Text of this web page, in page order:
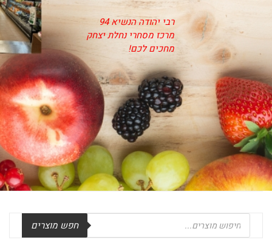
רבי יהודה הנשיא 94
מרכז מסחרי נחלת יצחק
מחכים לכם!
search
חפש מוצרים